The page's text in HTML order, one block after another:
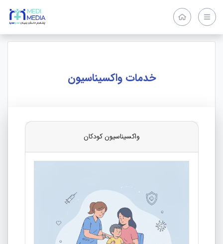
خدمات واکسیناسیون
واکسیناسیون کودکان